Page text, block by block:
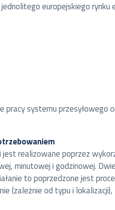
europejskiego rynku
systemu przesyłowego
realizowane poprzez
minutowej i godzinowej.
to poprzedzone jest
(zależnie od typu i